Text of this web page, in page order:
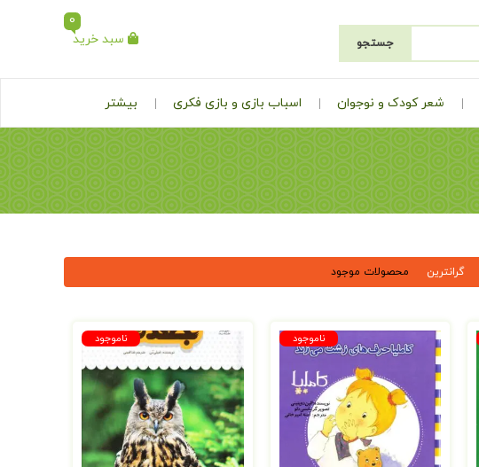
جستجو سبد خرید
0
شعر کودک و نوجوان اسباب بازی و بازی فکری بیشتر
گرانترین محصولات موجود
ناموجود ناموجود